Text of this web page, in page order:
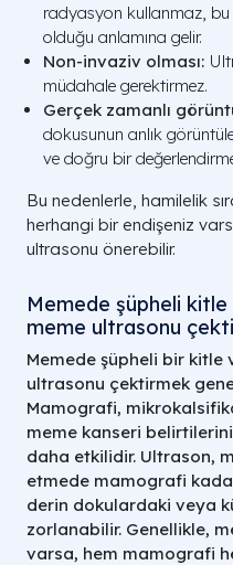
radyasyon kullanmaz, bu
olduğu anlamına gelir.
Non-invaziv olması:
müdahale gerektirmez.
Gerçek zamanlı
dokusunun anlık
ve doğru bir
Bu nedenlerle, hamilelik
herhangi bir endişeniz
ultrasonu önerebilir.
Memede şüpheli kitle
meme ultrasonu
Memede şüpheli bir kitle
ultrasonu çektirmek
Mamografi,
meme kanseri
daha etkilidir. Ultrason,
etmede mamografi
derin dokulardaki veya
zorlanabilir. Genellikle,
varsa, hem mamografi